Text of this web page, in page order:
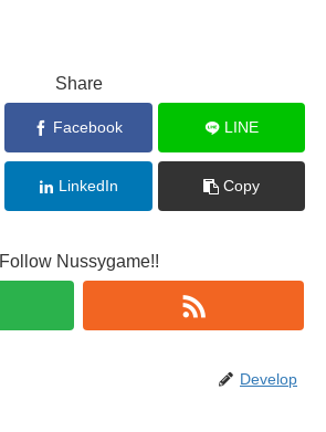
Share
Facebook LINE
LinkedIn Copy
Follow Nussygame!!
Develop